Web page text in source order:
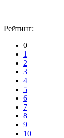
Рейтинг:
0
1
2
3
4
5
6
7
8
9
10